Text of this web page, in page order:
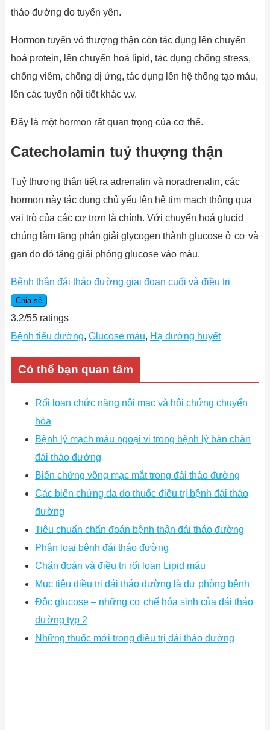
tháo đường do tuyến yên.
Hormon tuyến vỏ thượng thận còn tác dụng lên chuyển
hoá protein, lên chuyển hoá lipid, tác dụng chống stress,
chống viêm, chống dị ứng, tác dụng lên hệ thống tạo máu,
lên các tuyến nội tiết khác v.v.
Đây là một hormon rất quan trọng của cơ thể.
Catecholamin tuỷ thượng thận
Tuỷ thượng thận tiết ra adrenalin và noradrenalin, các
hormon này tác dụng chủ yếu lên hệ tim mạch thông qua
vai trò của các cơ trơn là chính. Với chuyển hoá glucid
chúng làm tăng phân giải glycogen thành glucose ở cơ và
gan do đó tăng giải phóng glucose vào máu.
Bệnh thận đái tháo đường giai đoạn cuối và điều trị
Chia sẻ
3.2/55 ratings
Bệnh tiểu đường, Glucose máu, Hạ đường huyết
Có thể bạn quan tâm
Rối loạn chức năng nội mạc và hội chứng chuyển
hóa
Bệnh lý mạch máu ngoại vi trong bệnh lý bàn chân
đái tháo đường
Biến chứng võng mạc mắt trong đái tháo đường
Các biến chứng da do thuốc điều trị bệnh đái tháo
đường
Tiêu chuẩn chẩn đoán bệnh thận đái tháo đường
Phân loại bệnh đái tháo đường
Chẩn đoán và điều trị rối loạn Lipid máu
Mục tiêu điều trị đái tháo đường là dự phòng bệnh
Độc glucose – những cơ chế hóa sinh của đái tháo
đường typ 2
Những thuốc mới trong điều trị đái tháo đường